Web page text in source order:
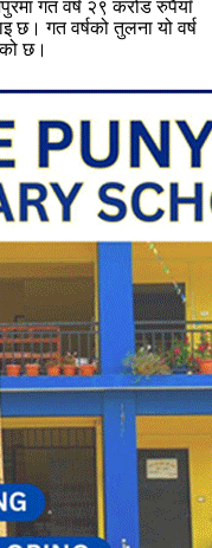
गत वर्ष २९ करोड रुपैयाँ
छ। गत वर्षको तुलना यो वर्ष
छ।